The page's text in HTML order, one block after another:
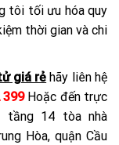
tôi tối ưu hóa quy
thời gian và chi
giá rẻ hãy liên hệ
399Hoặc đến trực
tầng 14 tòa nhà
Hòa, quận Cầu